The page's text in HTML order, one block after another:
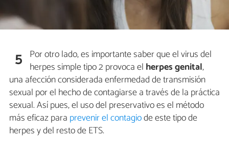
5 Por otro lado, es importante saber que el virus del
herpes simple tipo 2 provoca el herpes genital,
una afección considerada enfermedad de transmisión
sexual por el hecho de contagiarse a través de la práctica
sexual. Así pues, el uso del preservativo es el método
más eficaz para prevenir el contagiode este tipo de
herpes y del resto de ETS.